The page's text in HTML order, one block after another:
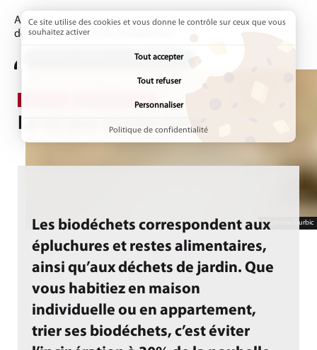
Accueil Vivre ici Les déchets
Réduire et trier ses
déchets
Page active :
Le tri des biodéchets
ADDTOANY (SHARE) EST DÉSACTIVÉ.
Stéphanie Durbic
Le tri des biodéchets
ENVIRONNEMENT
Les biodéchets correspondent aux
épluchures et restes alimentaires,
ainsi qu’aux déchets de jardin. Que
vous habitiez en maison
individuelle ou en appartement,
trier ses biodéchets, c’est éviter
Ce site utilise des cookies et vous donne le contrôle sur ceux que vous
souhaitez activer
Tout accepter
Tout refuser
Personnaliser
Politique de confidentialité